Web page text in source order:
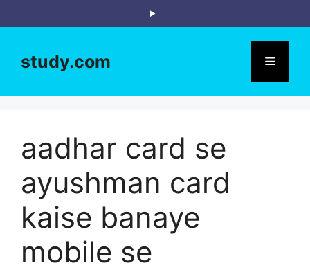
to
study.com Menu
aadhar card se
ayushman card
kaise banaye
mobile se